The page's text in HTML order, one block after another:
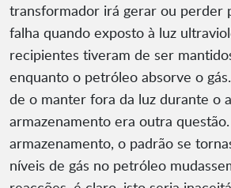
transformador irá gerar ou perder
falha quando exposto à luz
recipientes tiveram de ser
enquanto o petróleo absorve o
de o manter fora da luz durante o
armazenamento era outra
armazenamento, o padrão se
níveis de gás no petróleo